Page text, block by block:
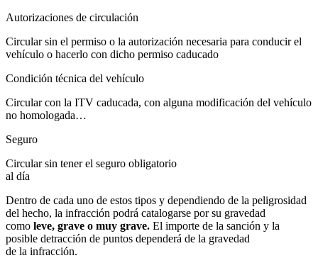
Autorizaciones de circulación
Circular sin el permiso o la autorización necesaria para conducir el
vehículo o hacerlo con dicho permiso caducado
Condición técnica del vehículo
Circular con la ITV caducada, con alguna modificación del vehículo
no homologada…
Seguro
Circular sin tener el seguro obligatorio
al día
Dentro de cada uno de estos tipos y dependiendo de la peligrosidad
del hecho, la infracción podrá catalogarse por su gravedad
como leve, grave o muy grave. El importe de la sanción y la
posible detracción de puntos dependerá de la gravedad
de la infracción.